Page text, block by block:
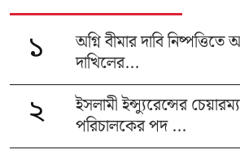
১
অগ্নি বীমার দাবি নিষ্পত্তিতে
দাখিলের...
২
ইসলামী ইন্স্যুরেন্সের
পরিচালকের পদ ...